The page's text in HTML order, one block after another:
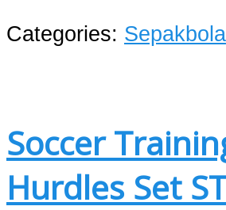
Categories: Sepakbola
Soccer
Hurdles Set